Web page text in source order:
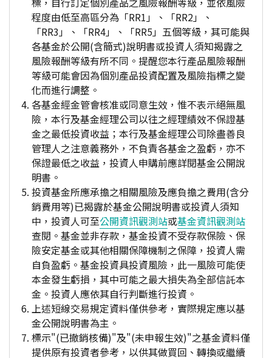
程度由低至高區分為「RR1」、「RR2」、
「RR3」、「RR4」、「RR5」五個等級，其可能與
各基金於公開(含簡式)說明書或投資人須知揭露之
風險報酬等級有所不同。提醒您本行產品風險報酬
等級可能會因為個別產品投資配置及風險指標之變
化而進行調整。
各基金經金管會核准或同意生效，惟不表示絕無風
險，本行及基金經理公司以往之經理績效不保證基
金之最低投資收益；本行及基金經理公司除盡善良
管理人之注意義務外，不負責各基金之盈虧，亦不
保證最低之收益，投資人申購前應詳閱基金公開說
明書。
投資基金所應承擔之相關風險及應負擔之費用(含分
銷費用等)已揭露於基金公開說明書或投資人須知
中，投資人可至公開資訊觀測站或基金資訊觀測站
查閱。基金並非存款，基金投資不受存款保險、保
險安定基金或其他相關保障機制之保障，投資人需
自負盈虧。基金投資具投資風險，此一風險可能使
本金發生虧損，其中可能之最大損失為全部信託本
金。投資人應依其自行判斷進行投資。
上述短線交易規定資料僅供參考，實際規定應以基
金公開說明書為主。
標示"(已撤銷核備)"及"(未申報生效)"之基金資料僅
提供原有投資者參考，以供其做買回、轉換或繼續